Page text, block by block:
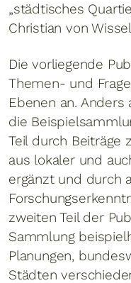
„städtisches
Christian von
Die vorliegende
Themen- und
Ebenen an.
die
Teil durch Beiträge
aus lokaler und
ergänzt und durch
zweiten Teil der
Sammlung
Planungen,
Städten